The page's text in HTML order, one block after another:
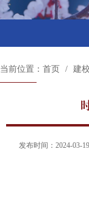
当前位置： 首页 建
发布时间：2024-03-19